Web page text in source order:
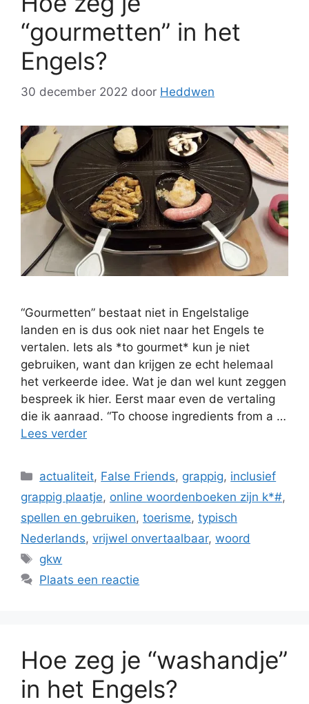
“gourmetten” in het
Engels?
30 december 2022 door Heddwen
“Gourmetten” bestaat niet in Engelstalige
landen en is dus ook niet naar het Engels te
vertalen. Iets als *to gourmet* kun je niet
gebruiken, want dan krijgen ze echt helemaal
het verkeerde idee. Wat je dan wel kunt zeggen
bespreek ik hier. Eerst maar even de vertaling
die ik aanraad. “To choose ingredients from a …
Lees verder
Categorieën
actualiteit, False Friends, grappig, inclusief
grappig plaatje, online woordenboeken zijn k*#,
spellen en gebruiken, toerisme, typisch
Nederlands, vrijwel onvertaalbaar, woord
Tags
gkw
Plaats een reactie
Hoe zeg je “washandje”
in het Engels?